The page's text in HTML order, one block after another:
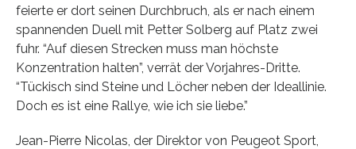
feierte er dort seinen Durchbruch, als er nach einem
spannenden Duell mit Petter Solberg auf Platz zwei
fuhr. “Auf diesen Strecken muss man höchste
Konzentration halten”, verrät der Vorjahres-Dritte.
“Tückisch sind Steine und Löcher neben der Ideallinie.
Doch es ist eine Rallye, wie ich sie liebe.”
Jean-Pierre Nicolas, der Direktor von Peugeot Sport,